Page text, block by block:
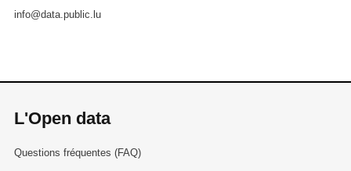
info@data.public.lu
L'Open data
Questions fréquentes (FAQ)